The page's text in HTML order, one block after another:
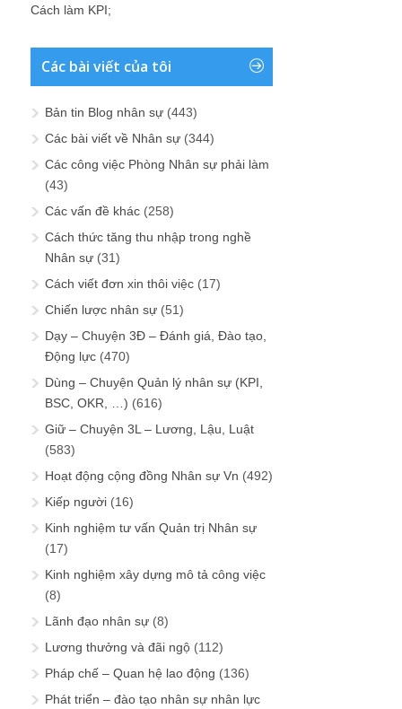
Cách làm KPI;
Các bài viết của tôi
Bản tin Blog nhân sự (443)
Các bài viết về Nhân sự (344)
Các công việc Phòng Nhân sự phải làm
(43)
Các vấn đề khác (258)
Cách thức tăng thu nhập trong nghề
Nhân sự (31)
Cách viết đơn xin thôi việc (17)
Chiến lược nhân sự (51)
Dạy – Chuyện 3Đ – Đánh giá, Đào tạo,
Động lực (470)
Dùng – Chuyện Quản lý nhân sự (KPI,
BSC, OKR, …) (616)
Giữ – Chuyện 3L – Lương, Lậu, Luật
(583)
Hoạt động cộng đồng Nhân sự Vn (492)
Kiếp người (16)
Kinh nghiệm tư vấn Quản trị Nhân sự
(17)
Kinh nghiệm xây dựng mô tả công việc
(8)
Lãnh đạo nhân sự (8)
Lương thưởng và đãi ngộ (112)
Pháp chế – Quan hệ lao động (136)
Phát triển – đào tạo nhân sự nhân lực